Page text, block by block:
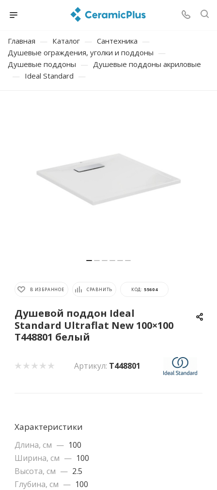
Главная — Каталог — Сантехника —
Душевые ограждения, уголки и поддоны —
Душевые поддоны — Душевые поддоны акриловые
— Ideal Standard —
В ИЗБРАННОЕ СРАВНИТЬ КОД: 55604
Душевой поддон Ideal
Standard Ultraflat New 100×100
T448801 белый
Артикул: T448801
Характеристики
Длина, см — 100
Ширина, см — 100
Высота, см — 2.5
Глубина, см — 100